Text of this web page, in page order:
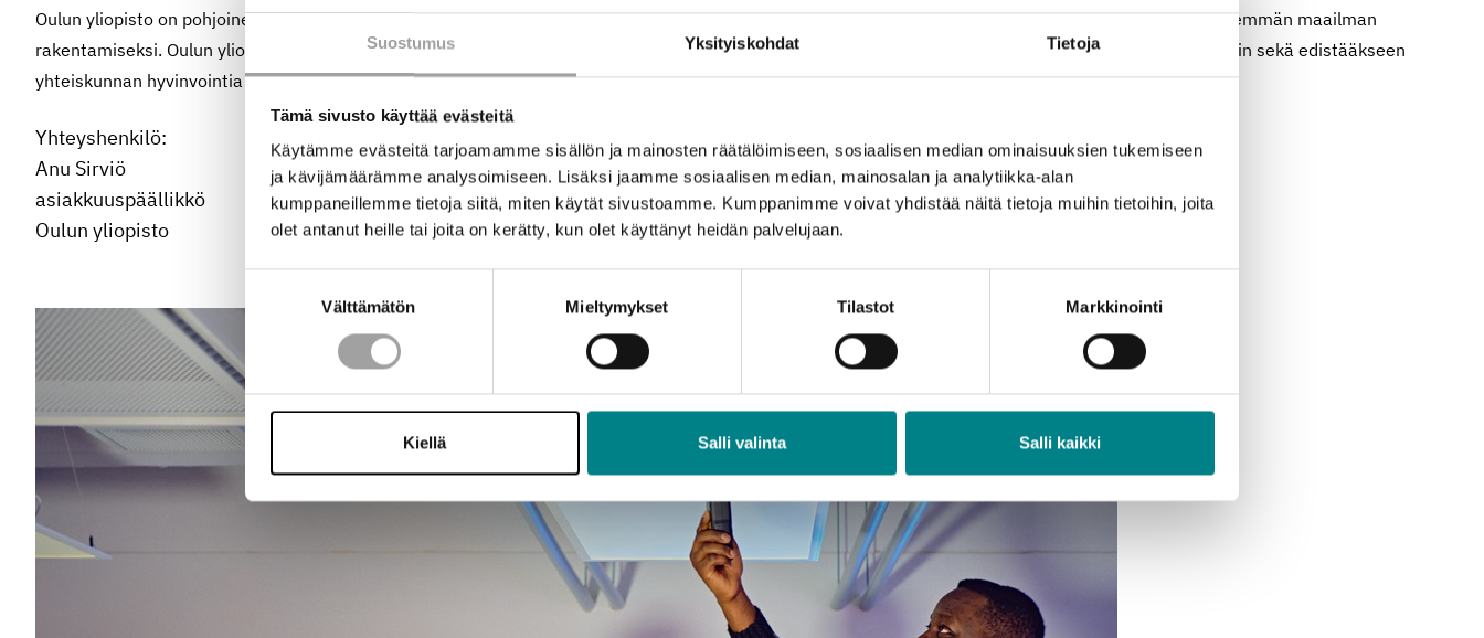
Suostumus Yksityiskohdat Tietoja
Tämä sivusto käyttää evästeitä
Käytämme evästeitä tarjoamamme sisällön ja mainosten räätälöimiseen, sosiaalisen median ominaisuuksien tukemiseen
ja kävijämäärämme analysoimiseen. Lisäksi jaamme sosiaalisen median, mainosalan ja analytiikka-alan
kumppaneillemme tietoja siitä, miten käytät sivustoamme. Kumppanimme voivat yhdistää näitä tietoja muihin tietoihin, joita
olet antanut heille tai joita on kerätty, kun olet käyttänyt heidän palvelujaan.
valinta
Välttämätön Mieltymykset Tilastot Markkinointi
Kiellä Salli valinta Salli kaikki
Oulun yliopisto on pohjoinen, kansainvälinen tiedeyliopisto, joka tuottaa uutta tieteellistä tietoa ja ratkaisuja kestävämmän, älykkäämmän ja inhimillisemmän maailman
rakentamiseksi. Oulun yliopisto tekee monipuolista yhteistyötä erilaisten kumppaneiden kanssa vastatakseen muuttuviin tieto- ja työelämävaatimuksiin sekä edistääkseen
yhteiskunnan hyvinvointia ja kilpailukykyä
Yhteyshenkilö:
Anu Sirviö
asiakkuuspäällikkö
Oulun yliopisto